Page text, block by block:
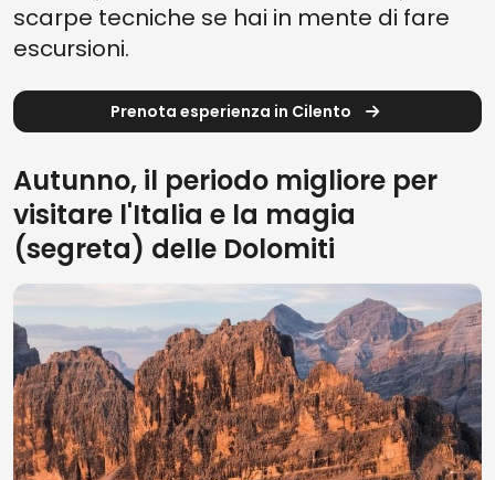
scarpe tecniche se hai in mente di fare
escursioni.
Prenota esperienza in Cilento
Autunno, il periodo migliore per
visitare l'Italia e la magia
(segreta) delle Dolomiti